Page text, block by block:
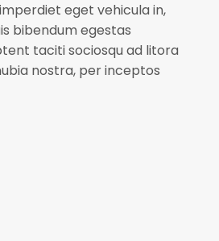
eget vehicula in,
bibendum egestas
taciti sociosqu ad litora
nostra, per inceptos